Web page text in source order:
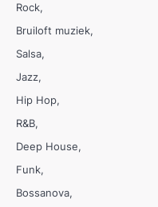
Rock
Bruiloft muziek
Salsa
Jazz
Hip Hop
R&B
Deep House
Funk
Bossanova